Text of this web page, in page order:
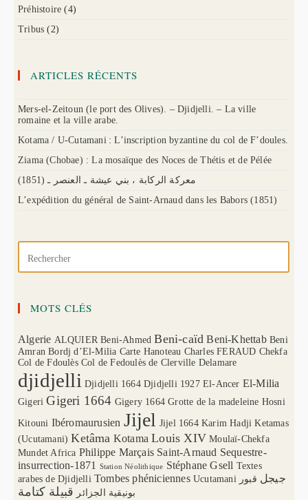
Préhistoire (4)
Tribus (2)
ARTICLES RÉCENTS
Mers-el-Zeitoun (le port des Olives). – Djidjelli. – La ville
romaine et la ville arabe.
Kotama / U-Cutamani : L’inscription byzantine du col de F’doules.
Ziama (Chobae) : La mosaïque des Noces de Thétis et de Pélée
(1851) معركة الركابة ، بني عيشة ـ العنصر ـ
L’expédition du général de Saint-Arnaud dans les Babors (1851)
MOTS CLÉS
Algerie ALQUIER Beni-Ahmed Beni-caïd Beni-Khettab Beni
Amran Bordj d’El-Milia Carte Hanoteau Charles FERAUD Chekfa
Col de Fdoulès Col de Fedoulès de Clerville Delamare
djidjelli Djidjelli 1664 Djidjelli 1927 El-Ancer El-Milia
Gigeri Gigeri 1664 Gigery 1664 Grotte de la madeleine Hosni
Kitouni Ibéromaurusien Jijel Jijel 1664 Karim Hadji Ketamas
(Ucutamani) Ketâma Kotama Louis XIV Moulaï-Chekfa
Mundet Africa Philippe Marçais Saint-Arnaud Sequestre-
insurrection-1871
Station Néolithique Stéphane Gsell Textes
arabes de Djidjelli Tombes phéniciennes Ucutamani جيجل قبور
بونيقية الجزائر قبيلة كتامة